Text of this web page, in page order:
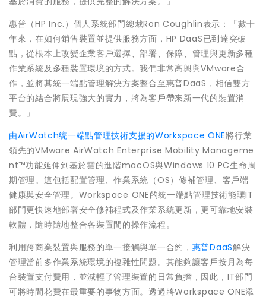
惠普（HP Inc.）個人系統部門總裁Ron Coughlin表示：「數十
年來，在如何銷售裝置並提供服務方面，HP DaaS已到達突破
點，從根本上改變企業客戶選擇、部署、保障、管理與更新多種
作業系統及多種裝置環境的方式。我們非常高興與VMware合
作，並將其統一端點管理解決方案整合至惠普DaaS，相信雙方
平台的結合將展現強大的實力，將為客戶帶來新一代的裝置消
費。」
由AirWatch统一端點管理技術支援的Workspace ONE將行業
領先的VMware AirWatch Enterprise Mobility Manageme
nt™功能延伸到基於雲的進階macOS與Windows 10 PC生命周
期管理。這包括配置管理、作業系統（OS）修補管理、客戶端
健康與安全管理。Workspace ONE的統一端點管理技術能讓IT
部門更快速地部署安全修補程式及作業系統更新，更可靠地安裝
軟體，隨時隨地整合各裝置間的操作流程。
利用跨商業裝置與服務的單一接觸與單一合約， 惠普DaaS解決
管理當前多作業系統環境的複雜性問題。其能夠讓客戶按月為每
台裝置支付費用，並減輕了管理裝置的日常負擔，因此，IT部門
可將時間花費在最重要的事物方面。透過將Workspace ONE添